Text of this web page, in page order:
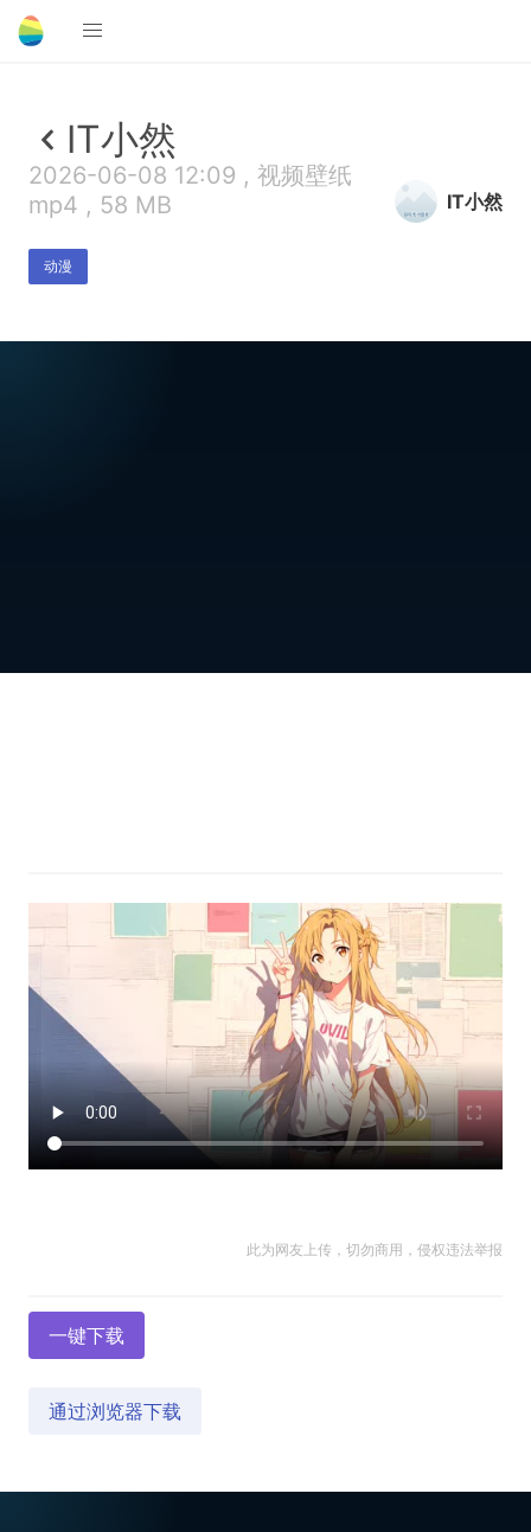
IT小然
2026-06-08 12:09 , 视频壁纸
mp4 , 58 MB
动漫
IT小然
此为网友上传，切勿商用，侵权违法举报
一键下载
通过浏览器下载